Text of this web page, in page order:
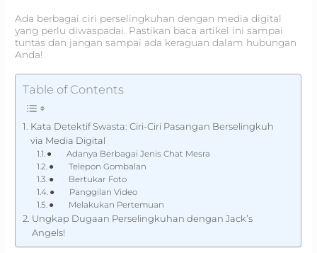
Ada berbagai ciri perselingkuhan dengan media digital
yang perlu diwaspadai. Pastikan baca artikel ini sampai
tuntas dan jangan sampai ada keraguan dalam hubungan
Anda!
Table of Contents
Kata Detektif Swasta: Ciri-Ciri Pasangan Berselingkuh
via Media Digital
● Adanya Berbagai Jenis Chat Mesra
● Telepon Gombalan
● Bertukar Foto
● Panggilan Video
● Melakukan Pertemuan
Ungkap Dugaan Perselingkuhan dengan Jack’s
Angels!